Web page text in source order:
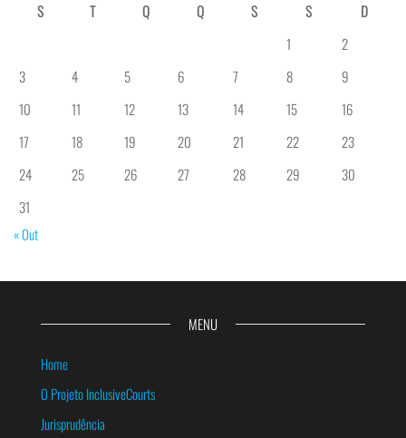
S
T Q Q S S
D
1
2
3
4 5 6 7 8
9
10
11 12 13 14 15
16
17
18 19 20 21 22
23
24
25 26 27 28 29
30
31
« Out
MENU
Home
O Projeto InclusiveCourts
Jurisprudência